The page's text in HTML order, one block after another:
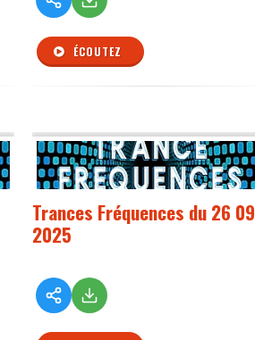
ÉCOUTEZ
Trances Fréquences du 26 09
2025